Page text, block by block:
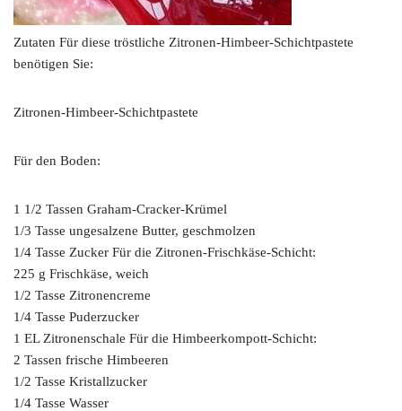
Zutaten Für diese tröstliche Zitronen-Himbeer-Schichtpastete
benötigen Sie:
Zitronen-Himbeer-Schichtpastete
Für den Boden:
1 1/2 Tassen Graham-Cracker-Krümel
1/3 Tasse ungesalzene Butter, geschmolzen
1/4 Tasse Zucker Für die Zitronen-Frischkäse-Schicht:
225 g Frischkäse, weich
1/2 Tasse Zitronencreme
1/4 Tasse Puderzucker
1 EL Zitronenschale Für die Himbeerkompott-Schicht:
2 Tassen frische Himbeeren
1/2 Tasse Kristallzucker
1/4 Tasse Wasser